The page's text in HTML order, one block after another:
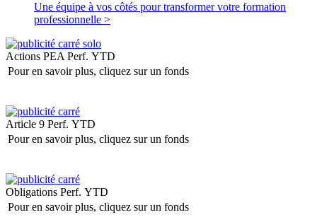
Une équipe à vos côtés pour transformer votre formation
professionnelle >
Actions PEA Perf. YTD
Pour en savoir plus, cliquez sur un fonds
Article 9 Perf. YTD
Pour en savoir plus, cliquez sur un fonds
Obligations Perf. YTD
Pour en savoir plus, cliquez sur un fonds